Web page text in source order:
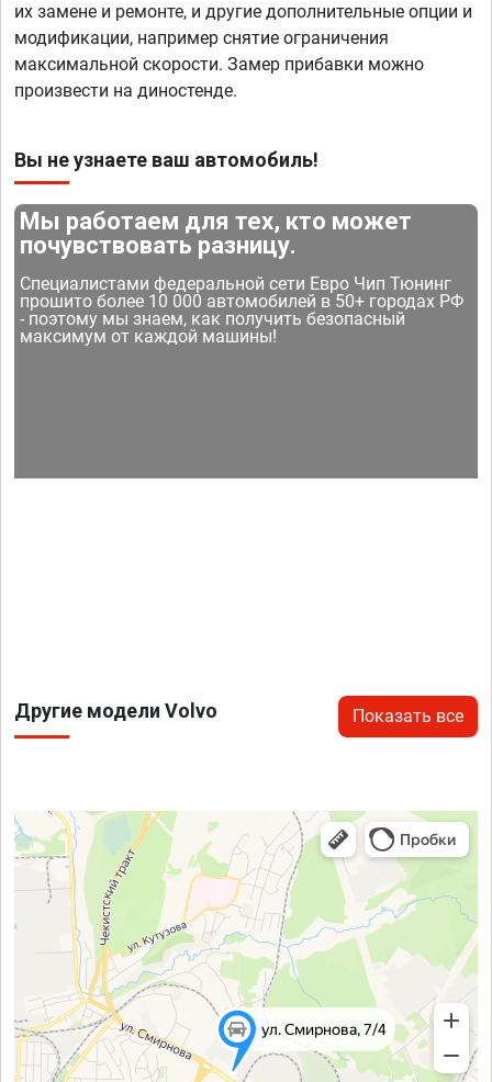
их замене и ремонте, и другие дополнительные опции и
модификации, например снятие ограничения
максимальной скорости. Замер прибавки можно
произвести на диностенде.
Вы не узнаете ваш автомобиль!
Мы работаем для тех, кто может
почувствовать разницу.
Специалистами федеральной сети Евро Чип Тюнинг
прошито более 10 000 автомобилей в 50+ городах РФ
- поэтому мы знаем, как получить безопасный
максимум от каждой машины!
Другие модели Volvo Показать все